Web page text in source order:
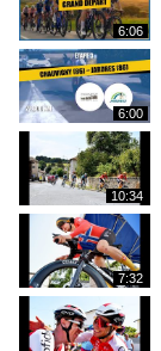
6:06
6:00
10:34
7:32